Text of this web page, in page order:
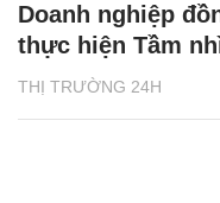
THỊ TRƯỜNG 24H
Doanh nghiệp
thực hiện Tầm